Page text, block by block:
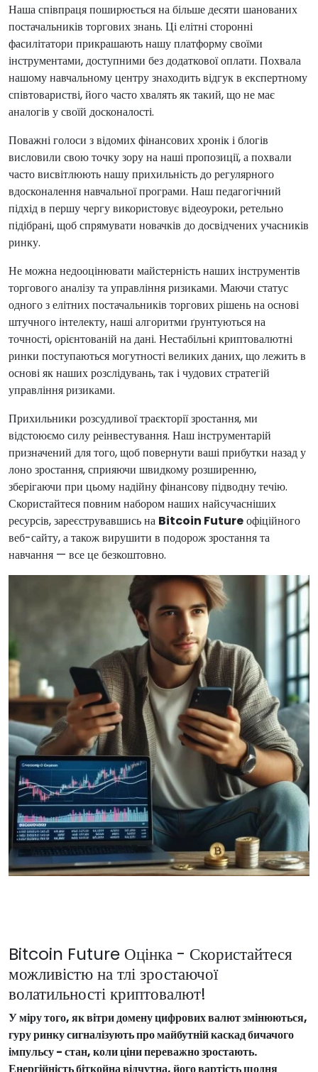
Наша співпраця поширюється на більше десяти шанованих
постачальників торгових знань. Ці елітні сторонні
фасилітатори прикрашають нашу платформу своїми
інструментами, доступними без додаткової оплати. Похвала
нашому навчальному центру знаходить відгук в експертному
співтоваристві, його часто хвалять як такий, що не має
аналогів у своїй досконалості.
Поважні голоси з відомих фінансових хронік і блогів
висловили свою точку зору на наші пропозиції, а похвали
часто висвітлюють нашу прихильність до регулярного
вдосконалення навчальної програми. Наш педагогічний
підхід в першу чергу використовує відеоуроки, ретельно
підібрані, щоб спрямувати новачків до досвідчених учасників
ринку.
Не можна недооцінювати майстерність наших інструментів
торгового аналізу та управління ризиками. Маючи статус
одного з елітних постачальників торгових рішень на основі
штучного інтелекту, наші алгоритми ґрунтуються на
точності, орієнтованій на дані. Нестабільні криптовалютні
ринки поступаються могутності великих даних, що лежить в
основі як наших розслідувань, так і чудових стратегій
управління ризиками.
Прихильники розсудливої траєкторії зростання, ми
відстоюємо силу реінвестування. Наш інструментарій
призначений для того, щоб повернути ваші прибутки назад у
лоно зростання, сприяючи швидкому розширенню,
зберігаючи при цьому надійну фінансову підводну течію.
Скористайтеся повним набором наших найсучасніших
ресурсів, зареєструвавшись на Bitcoin Futureофіційного
веб-сайту, а також вирушити в подорож зростання та
навчання — все це безкоштовно.
Bitcoin Future Оцінка - Скористайтеся
можливістю на тлі зростаючої
волатильності криптовалют!
У міру того, як вітри домену цифрових валют змінюються,
гуру ринку сигналізують про майбутній каскад бичачого
імпульсу - стан, коли ціни переважно зростають.
Енергійність біткойна відчутна, його вартість щодня